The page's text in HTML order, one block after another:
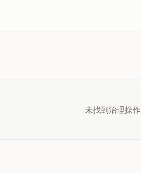
未找到治理操作